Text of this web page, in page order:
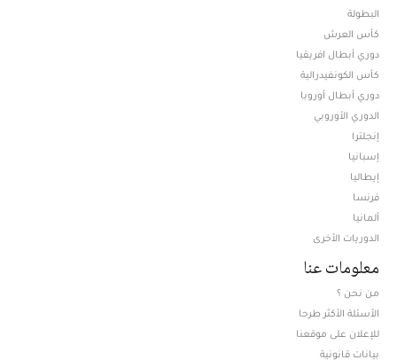
البطولة
كأس العرش
دوري أبطال افريقيا
كأس الكونفيدرالية
دوري أبطال أوروبا
الدوري الأوروبي
إنجلترا
إسبانيا
إيطاليا
فرنسا
ألمانيا
الدوريات الأخرى
معلومات عنا
من نحن ؟
الأسئلة الأكثر طرحا
للإعلان على موقعنا
بيانات قانونية